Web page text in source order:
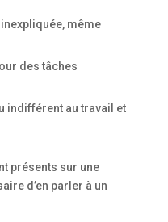
même
des tâches
indifférent au travail et
présents sur une
d’en parler à un